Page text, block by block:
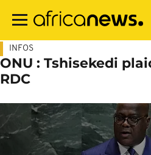
contenu
INFOS
ONU : Tshisekedi
RDC